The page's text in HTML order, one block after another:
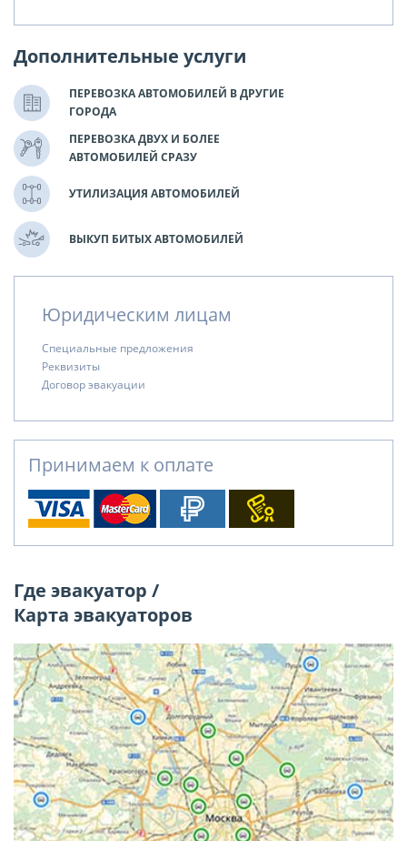
Дополнительные услуги
ПЕРЕВОЗКА АВТОМОБИЛЕЙ В ДРУГИЕ
ГОРОДА
ПЕРЕВОЗКА ДВУХ И БОЛЕЕ
АВТОМОБИЛЕЙ СРАЗУ
УТИЛИЗАЦИЯ АВТОМОБИЛЕЙ
ВЫКУП БИТЫХ АВТОМОБИЛЕЙ
Юридическим лицам
Специальные предложения
Реквизиты
Договор эвакуации
Принимаем к оплате
Где эвакуатор /
Карта эвакуаторов